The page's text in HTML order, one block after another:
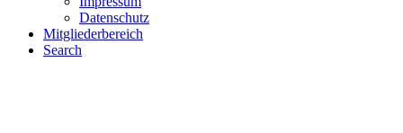
Datenschutz
Mitgliederbereich
Search